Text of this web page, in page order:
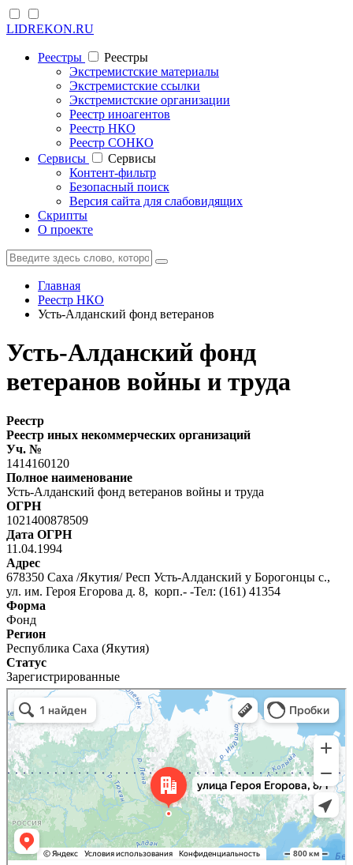
LIDREKON.RU
Реестры
Реестры
Экстремистские материалы
Экстремистские ссылки
Экстремистские организации
Реестр иноагентов
Реестр НКО
Реестр СОНКО
Cервисы
Cервисы
Контент-фильтр
Безопасный поиск
Версия сайта для слабовидящих
Скрипты
О проекте
Главная
Реестр НКО
Усть-Алданский фонд ветеранов
Усть-Алданский фонд
ветеранов войны и труда
Реестр
Реестр иных некоммерческих организаций
Уч. №
1414160120
Полное наименование
Усть-Алданский фонд ветеранов войны и труда
ОГРН
1021400878509
Дата ОГРН
11.04.1994
Адрес
678350 Саха /Якутия/ Респ Усть-Алданский у Борогонцы с.,
ул. им. Героя Егорова д. 8, корп.- -Тел: (161) 41354
Форма
Фонд
Регион
Республика Саха (Якутия)
Статус
Зарегистрированные